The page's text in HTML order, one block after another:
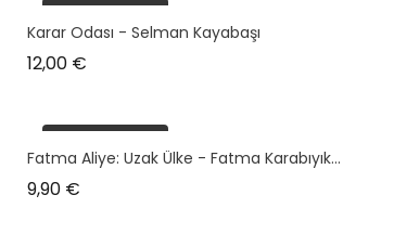
plus en stock
Karar Odası - Selman Kayabaşı
12,00 €
plus en stock
Fatma Aliye: Uzak Ülke - Fatma Karabıyık...
9,90 €